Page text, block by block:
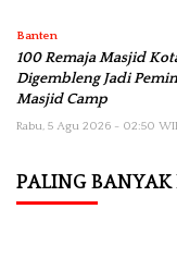
Banten
100 Remaja Masjid
Digembleng Jadi
Masjid Camp
Rabu, 5 Agu 2026 - 02:50
PALING